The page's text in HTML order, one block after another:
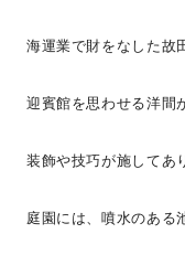
海運業で財をなした故
迎賓館を思わせる洋間
装飾や技巧が施してあ
庭園には、噴水のある